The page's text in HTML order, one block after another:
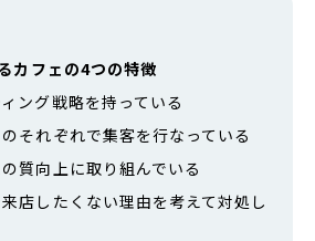
カフェの4つの特徴
ング戦略を持っている
それぞれで集客を行なっている
質向上に取り組んでいる
店したくない理由を考えて対処し